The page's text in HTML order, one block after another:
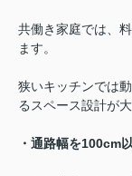
共働き家庭では、
ます。
狭いキッチンでは
るスペース設計が大
・通路幅を100cm